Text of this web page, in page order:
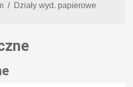
Działy wyd. papierowe